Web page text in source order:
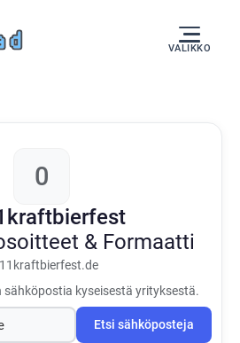
VALIKKO
0
& Formaatti
sähköpostia kyseisestä yrityksestä.
Etsi sähköposteja